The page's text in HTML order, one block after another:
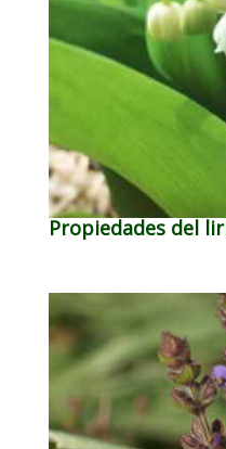
Propiedades del